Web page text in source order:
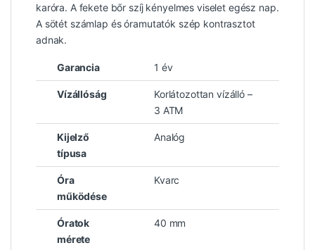
karóra. A fekete bőr szíj kényelmes viselet egész nap.
A sötét számlap és óramutatók szép kontrasztot
adnak.
Garancia 1 év
Vízállóság
Korlátozottan vízálló –
3 ATM
Kijelző
típusa
Analóg
Óra
működése
Kvarc
Óratok
mérete
40 mm